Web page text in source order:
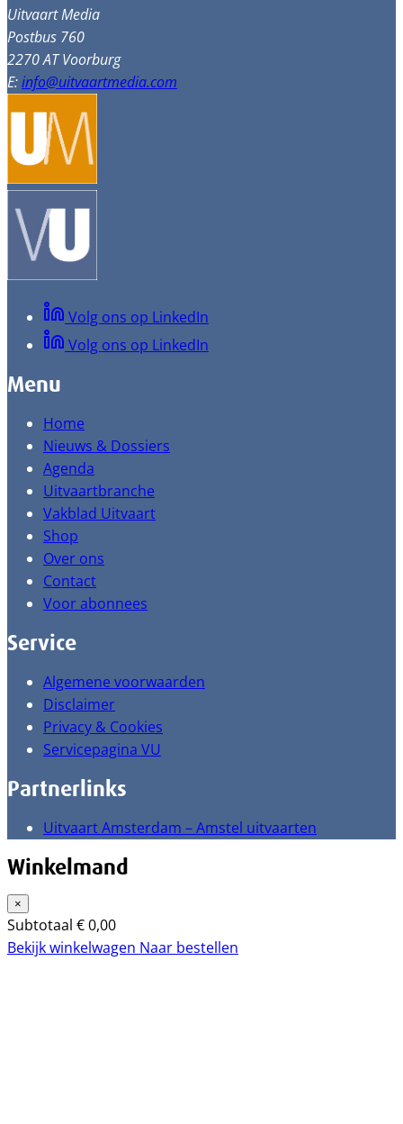
Uitvaart Media
Postbus 760
2270 AT Voorburg
E:info@uitvaartmedia.com
Volg ons op LinkedIn
Volg ons op LinkedIn
Menu
Home
Nieuws & Dossiers
Agenda
Uitvaartbranche
Vakblad Uitvaart
Shop
Over ons
Contact
Voor abonnees
Service
Algemene voorwaarden
Disclaimer
Privacy & Cookies
Servicepagina VU
Partnerlinks
Uitvaart Amsterdam – Amstel uitvaarten
Winkelmand
×
Subtotaal €0,00
Bekijk winkelwagen Naar bestellen